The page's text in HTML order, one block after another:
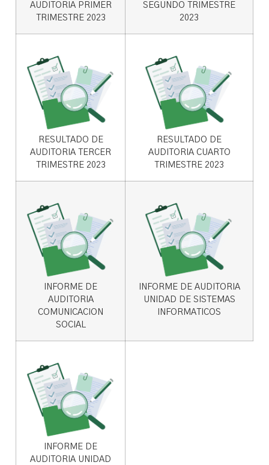
AUDITORIA PRIMER
TRIMESTRE 2023
SEGUNDO TRIMESTRE
2023
RESULTADO DE
AUDITORIA TERCER
TRIMESTRE 2023
RESULTADO DE
AUDITORIA CUARTO
TRIMESTRE 2023
INFORME DE
AUDITORIA
COMUNICACION
SOCIAL
INFORME DE AUDITORIA
UNIDAD DE SISTEMAS
INFORMATICOS
INFORME DE
AUDITORIA UNIDAD